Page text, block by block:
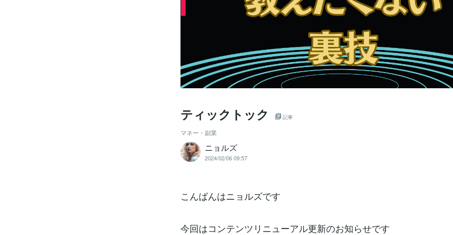
ティックトック 記事
マネー・副業
ニョルズ
2024/02/06 09:57
こんばんはニョルズです
今回はコンテンツリニューアル更新のお知らせです